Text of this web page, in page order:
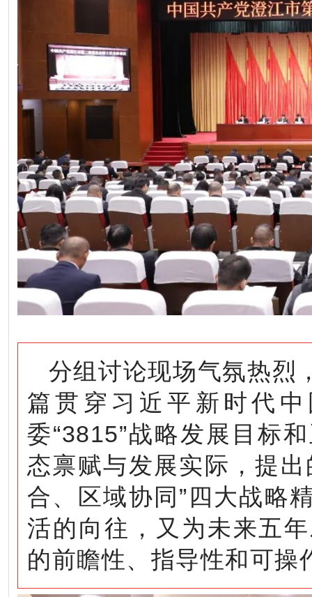
分组讨论现场气氛热烈
篇贯穿习近平新时代
委“3815”战略发展目标
态禀赋与发展实际，提
合、区域协同”四大战略
活的向往，又为未来五
的前瞻性、指导性和可操